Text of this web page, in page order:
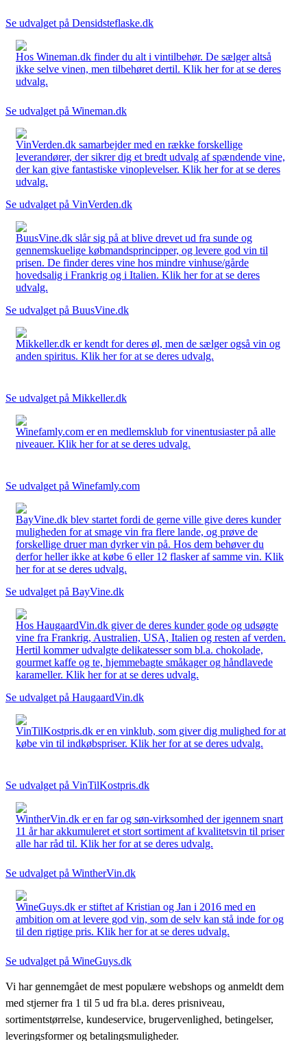
Se udvalget på Densidsteflaske.dk
Hos Wineman.dk finder du alt i vintilbehør. De sælger altså
ikke selve vinen, men tilbehøret dertil. Klik her for at se deres
udvalg.
Se udvalget på Wineman.dk
VinVerden.dk samarbejder med en række forskellige
leverandører, der sikrer dig et bredt udvalg af spændende vine,
der kan give fantastiske vinoplevelser. Klik her for at se deres
udvalg.
Se udvalget på VinVerden.dk
BuusVine.dk slår sig på at blive drevet ud fra sunde og
gennemskuelige købmandsprincipper, og levere god vin til
prisen. De finder deres vine hos mindre vinhuse/gårde
hovedsalig i Frankrig og i Italien. Klik her for at se deres
udvalg.
Se udvalget på BuusVine.dk
Mikkeller.dk er kendt for deres øl, men de sælger også vin og
anden spiritus. Klik her for at se deres udvalg.
Se udvalget på Mikkeller.dk
Winefamly.com er en medlemsklub for vinentusiaster på alle
niveauer. Klik her for at se deres udvalg.
Se udvalget på Winefamly.com
BayVine.dk blev startet fordi de gerne ville give deres kunder
muligheden for at smage vin fra flere lande, og prøve de
forskellige druer man dyrker vin på. Hos dem behøver du
derfor heller ikke at købe 6 eller 12 flasker af samme vin. Klik
her for at se deres udvalg.
Se udvalget på BayVine.dk
Hos HaugaardVin.dk giver de deres kunder gode og udsøgte
vine fra Frankrig, Australien, USA, Italien og resten af verden.
Hertil kommer udvalgte delikatesser som bl.a. chokolade,
gourmet kaffe og te, hjemmebagte småkager og håndlavede
karameller. Klik her for at se deres udvalg.
Se udvalget på HaugaardVin.dk
VinTilKostpris.dk er en vinklub, som giver dig mulighed for at
købe vin til indkøbspriser. Klik her for at se deres udvalg.
Se udvalget på VinTilKostpris.dk
WintherVin.dk er en far og søn-virksomhed der igennem snart
11 år har akkumuleret et stort sortiment af kvalitetsvin til priser
alle har råd til. Klik her for at se deres udvalg.
Se udvalget på WintherVin.dk
WineGuys.dk er stiftet af Kristian og Jan i 2016 med en
ambition om at levere god vin, som de selv kan stå inde for og
til den rigtige pris. Klik her for at se deres udvalg.
Se udvalget på WineGuys.dk
Vi har gennemgået de mest populære webshops og anmeldt dem
med stjerner fra 1 til 5 ud fra bl.a. deres prisniveau,
sortimentstørrelse, kundeservice, brugervenlighed, betingelser,
leveringsformer og betalingsmuligheder.